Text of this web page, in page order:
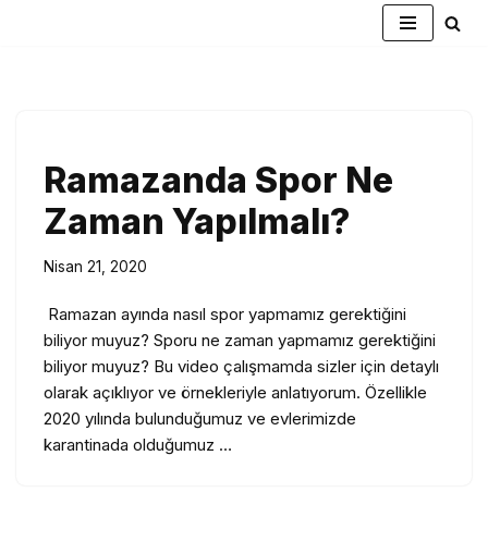
Ramazanda Spor Ne
Zaman Yapılmalı?
Nisan 21, 2020
Ramazan ayında nasıl spor yapmamız gerektiğini
biliyor muyuz? Sporu ne zaman yapmamız gerektiğini
biliyor muyuz? Bu video çalışmamda sizler için detaylı
olarak açıklıyor ve örnekleriyle anlatıyorum. Özellikle
2020 yılında bulunduğumuz ve evlerimizde
karantinada olduğumuz …